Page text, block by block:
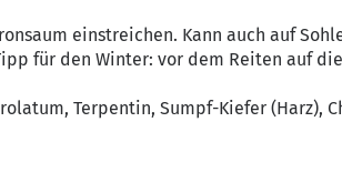
einstreichen. Kann auch auf
für den Winter: vor dem Reiten auf
Terpentin, Sumpf-Kiefer (Harz),